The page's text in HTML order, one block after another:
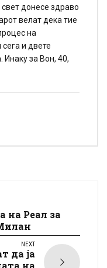
свет донесе здpаво
велат дека тие
на
и двете
Инаку за Вон, 40,
на Реал за
NEXT
да ја
на